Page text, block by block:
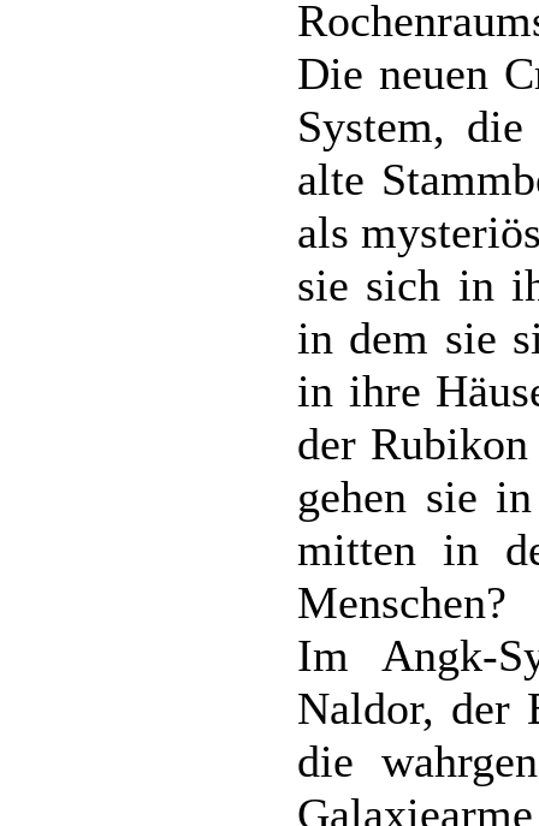
Die neuen
System,
alte
als
sie sich in
in dem sie
in ihre
der
gehen sie
mitten in
Menschen?
Im Angk-
Naldor, der
die